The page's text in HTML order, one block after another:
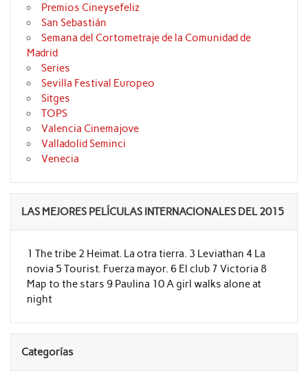
Premios Cineysefeliz
San Sebastián
Semana del Cortometraje de la Comunidad de
Madrid
Series
Sevilla Festival Europeo
Sitges
TOPS
Valencia Cinemajove
Valladolid Seminci
Venecia
LAS MEJORES PELÍCULAS INTERNACIONALES DEL 2015
1 The tribe 2 Heimat. La otra tierra. 3 Leviathan 4 La
novia 5 Tourist. Fuerza mayor. 6 El club 7 Victoria 8
Map to the stars 9 Paulina 10 A girl walks alone at
night
Categorías